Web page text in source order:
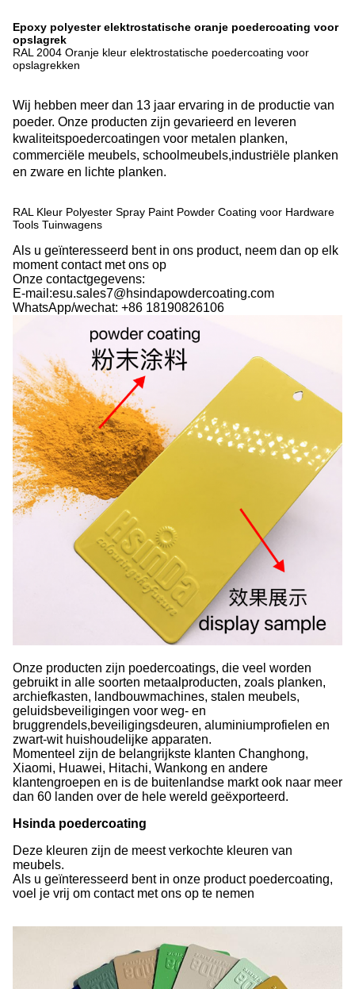
Epoxy polyester elektrostatische oranje poedercoating voor
opslagrek
RAL 2004 Oranje kleur elektrostatische poedercoating voor
opslagrekken
Wij hebben meer dan 13 jaar ervaring in de productie van
poeder. Onze producten zijn gevarieerd en leveren
kwaliteitspoedercoatingen voor metalen planken,
commerciële meubels, schoolmeubels,industriële planken
en zware en lichte planken.
RAL Kleur Polyester Spray Paint Powder Coating voor Hardware
Tools Tuinwagens
Als u geïnteresseerd bent in ons product, neem dan op elk
moment contact met ons op
Onze contactgegevens:
E-mail:esu.sales7@hsindapowdercoating.com
WhatsApp/wechat: +86 18190826106
Onze producten zijn poedercoatings, die veel worden
gebruikt in alle soorten metaalproducten, zoals planken,
archiefkasten, landbouwmachines, stalen meubels,
geluidsbeveiligingen voor weg- en
bruggrendels,beveiligingsdeuren, aluminiumprofielen en
zwart-wit huishoudelijke apparaten.
Momenteel zijn de belangrijkste klanten Changhong,
Xiaomi, Huawei, Hitachi, Wankong en andere
klantengroepen en is de buitenlandse markt ook naar meer
dan 60 landen over de hele wereld geëxporteerd.
Hsinda poedercoating
Deze kleuren zijn de meest verkochte kleuren van
meubels.
Als u geïnteresseerd bent in onze product poedercoating,
voel je vrij om contact met ons op te nemen